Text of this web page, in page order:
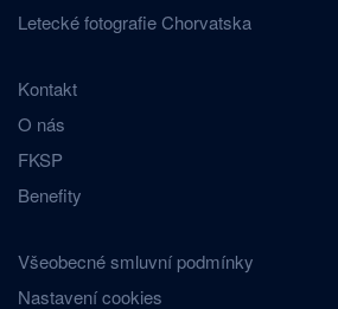
Letecké fotografie Chorvatska
Kontakt
O nás
FKSP
Benefity
Všeobecné smluvní podmínky
Nastavení cookies